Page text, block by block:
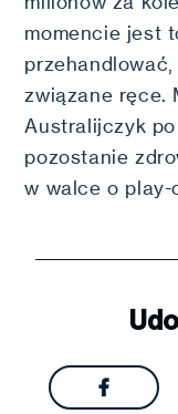
momencie jest
związane ręce.
Australijczyk
pozostanie
w walce o play-
